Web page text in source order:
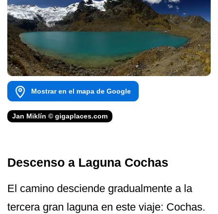
Mostrar en el mapa de Google
Jan Miklín © gigaplaces.com
Descenso a Laguna Cochas
El camino desciende gradualmente a la
tercera gran laguna en este viaje: Cochas.